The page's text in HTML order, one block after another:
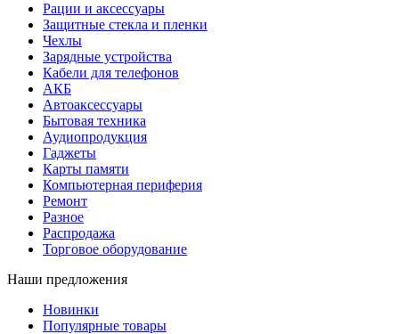
Рации и аксессуары
Защитные стекла и пленки
Чехлы
Зарядные устройства
Кабели для телефонов
АКБ
Автоаксессуары
Бытовая техника
Аудиопродукция
Гаджеты
Карты памяти
Компьютерная периферия
Ремонт
Разное
Распродажа
Торговое оборудование
Наши предложения
Новинки
Популярные товары